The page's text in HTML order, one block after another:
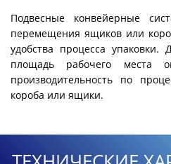
Подвесные конвейерные
перемещения ящиков или
удобства процесса
площадь рабочего места
производительность по
короба или ящики.